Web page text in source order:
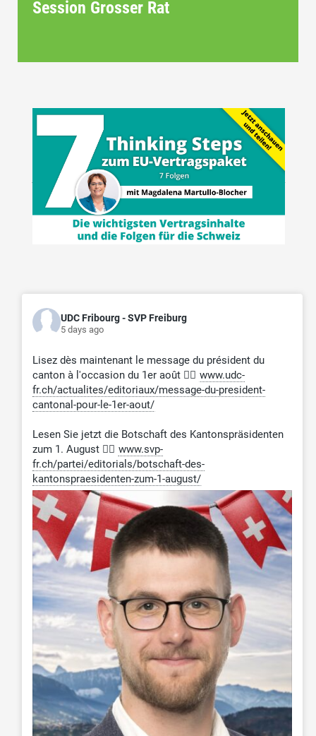
Session Grosser Rat
UDC Fribourg - SVP Freiburg
5 days ago
Lisez dès maintenant le message du président du
canton à l'occasion du 1er août 👉🏼 www.udc-
fr.ch/actualites/editoriaux/message-du-president-
cantonal-pour-le-1er-aout/
Lesen Sie jetzt die Botschaft des Kantonspräsidenten
zum 1. August 👉🏼 www.svp-
fr.ch/partei/editorials/botschaft-des-
kantonspraesidenten-zum-1-august/